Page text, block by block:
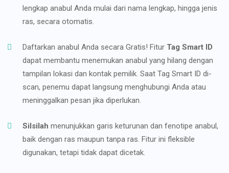
lengkap anabul Anda mulai dari nama lengkap, hingga jenis
ras, secara otomatis.
Daftarkan anabul Anda secara Gratis! Fitur Tag Smart ID
dapat membantu menemukan anabul yang hilang dengan
tampilan lokasi dan kontak pemilik. Saat Tag Smart ID di-
scan, penemu dapat langsung menghubungi Anda atau
meninggalkan pesan jika diperlukan.
Silsilah menunjukkan garis keturunan dan fenotipe anabul,
baik dengan ras maupun tanpa ras. Fitur ini fleksible
digunakan, tetapi tidak dapat dicetak.